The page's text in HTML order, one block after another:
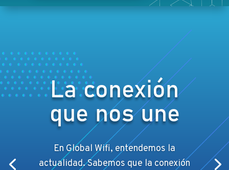
La conexión
que nos une
En Global Wifi, entendemos la
actualidad. Sabemos que la conexión